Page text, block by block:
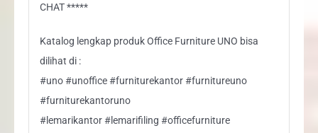
CHAT *****
Katalog lengkap produk Office Furniture UNO bisa
dilihat di :
#uno #unoffice #furniturekantor #furnitureuno
#furniturekantoruno
#lemarikantor #lemarifiling #officefurniture